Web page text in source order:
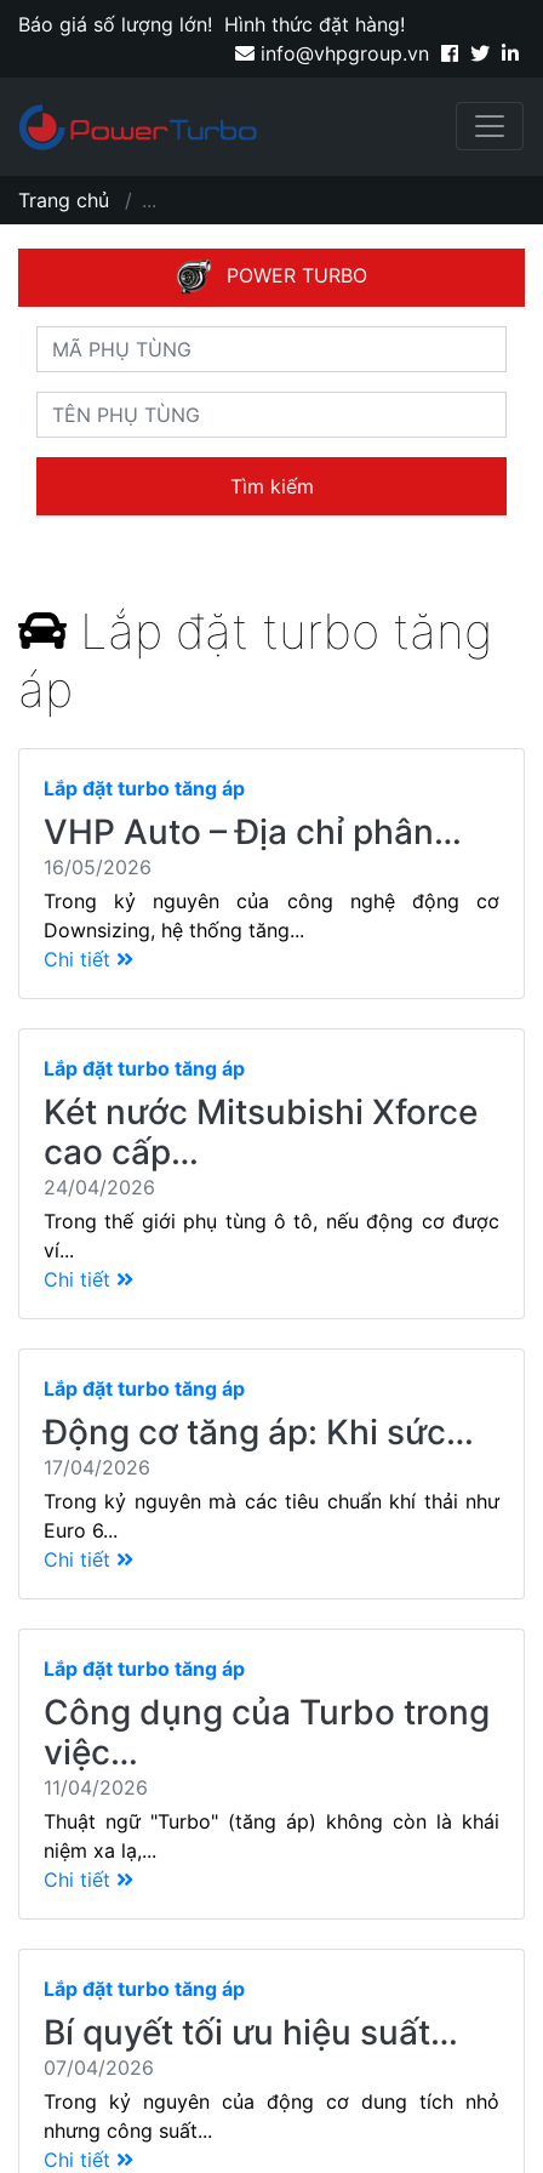
Báo giá số lượng lớn! Hình thức đặt hàng!
info@vhpgroup.vn
Trang chủ ...
POWER TURBO
Tìm kiếm
Lắp đặt turbo tăng
áp
Lắp đặt turbo tăng áp
VHP Auto – Địa chỉ phân…
16/05/2026
Trong kỷ nguyên của công nghệ động cơ
Downsizing, hệ thống tăng...
Chi tiết
Lắp đặt turbo tăng áp
Két nước Mitsubishi Xforce
cao cấp…
24/04/2026
Trong thế giới phụ tùng ô tô, nếu động cơ được
ví...
Chi tiết
Lắp đặt turbo tăng áp
Động cơ tăng áp: Khi sức…
17/04/2026
Trong kỷ nguyên mà các tiêu chuẩn khí thải như
Euro 6...
Chi tiết
Lắp đặt turbo tăng áp
Công dụng của Turbo trong
việc…
11/04/2026
Thuật ngữ "Turbo" (tăng áp) không còn là khái
niệm xa lạ,...
Chi tiết
Lắp đặt turbo tăng áp
Bí quyết tối ưu hiệu suất…
07/04/2026
Trong kỷ nguyên của động cơ dung tích nhỏ
nhưng công suất...
Chi tiết